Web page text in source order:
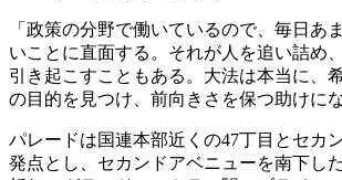
「政策の分野で働いているので、毎日あ
いことに直面する。それが人を追い詰め
引き起こすこともある。大法は本当に、
の目的を見つけ、前向きさを保つ助けに
パレードは国連本部近くの47丁目とセカ
発点とし、セカンドアベニューを南下し